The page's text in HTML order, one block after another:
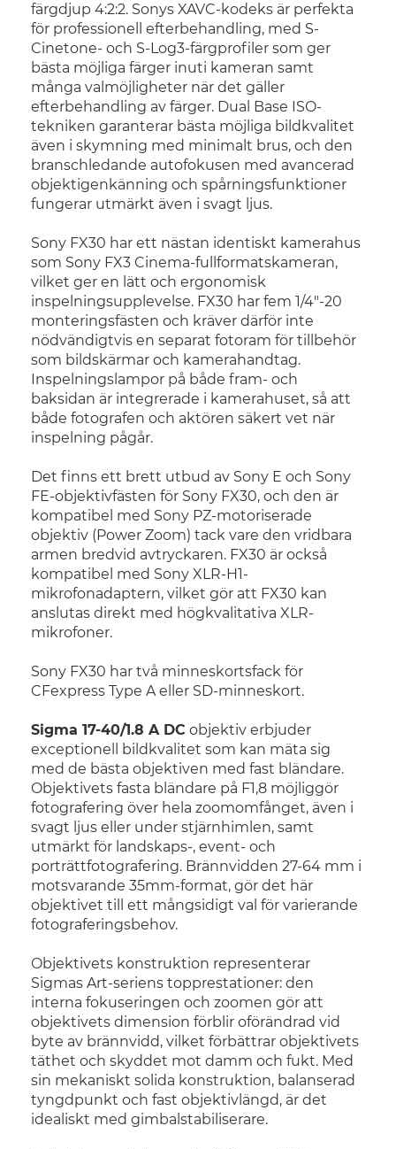
färgdjup 4:2:2. Sonys XAVC-kodeks är perfekta
för professionell efterbehandling, med S-
Cinetone- och S-Log3-färgprofiler som ger
bästa möjliga färger inuti kameran samt
många valmöjligheter när det gäller
efterbehandling av färger. Dual Base ISO-
tekniken garanterar bästa möjliga bildkvalitet
även i skymning med minimalt brus, och den
branschledande autofokusen med avancerad
objektigenkänning och spårningsfunktioner
fungerar utmärkt även i svagt ljus.
Sony FX30 har ett nästan identiskt kamerahus
som Sony FX3 Cinema-fullformatskameran,
vilket ger en lätt och ergonomisk
inspelningsupplevelse. FX30 har fem 1/4"-20
monteringsfästen och kräver därför inte
nödvändigtvis en separat fotoram för tillbehör
som bildskärmar och kamerahandtag.
Inspelningslampor på både fram- och
baksidan är integrerade i kamerahuset, så att
både fotografen och aktören säkert vet när
inspelning pågår.
Det finns ett brett utbud av Sony E och Sony
FE-objektivfästen för Sony FX30, och den är
kompatibel med Sony PZ-motoriserade
objektiv (Power Zoom) tack vare den vridbara
armen bredvid avtryckaren. FX30 är också
kompatibel med Sony XLR-H1-
mikrofonadaptern, vilket gör att FX30 kan
anslutas direkt med högkvalitativa XLR-
mikrofoner.
Sony FX30 har två minneskortsfack för
CFexpress Type A eller SD-minneskort.
Sigma 17-40/1.8 A DC objektiv erbjuder
exceptionell bildkvalitet som kan mäta sig
med de bästa objektiven med fast bländare.
Objektivets fasta bländare på F1,8 möjliggör
fotografering över hela zoomomfånget, även i
svagt ljus eller under stjärnhimlen, samt
utmärkt för landskaps-, event- och
porträttfotografering. Brännvidden 27-64 mm i
motsvarande 35mm-format, gör det här
objektivet till ett mångsidigt val för varierande
fotograferingsbehov.
Objektivets konstruktion representerar
Sigmas Art-seriens topprestationer: den
interna fokuseringen och zoomen gör att
objektivets dimension förblir oförändrad vid
byte av brännvidd, vilket förbättrar objektivets
täthet och skyddet mot damm och fukt. Med
sin mekaniskt solida konstruktion, balanserad
tyngdpunkt och fast objektivlängd, är det
idealiskt med gimbalstabiliserare.